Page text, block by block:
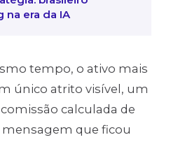
na era da IA
tempo, o ativo mais
único atrito visível, um
calculada de
que ficou